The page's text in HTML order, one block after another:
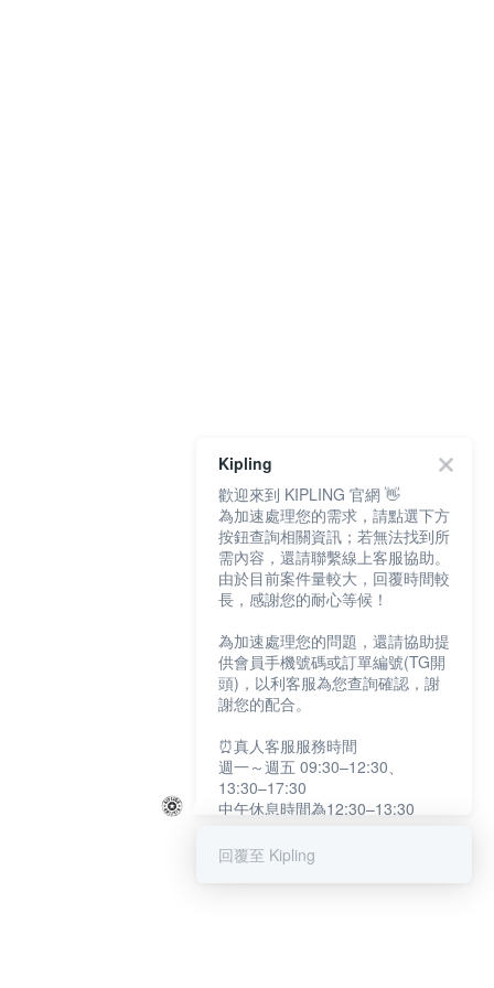
Kipling
歡迎來到 KIPLING 官網 👋
為加速處理您的需求，請點選下方
按鈕查詢相關資訊；若無法找到所
需內容，還請聯繫線上客服協助。
由於目前案件量較大，回覆時間較
長，感謝您的耐心等候！
為加速處理您的問題，還請協助提
供會員手機號碼或訂單編號(TG開
頭)，以利客服為您查詢確認，謝
謝您的配合。
⏰真人客服服務時間
週一～週五 09:30–12:30、
13:30–17:30
中午休息時間為12:30–13:30
提醒您：系統會自動已讀訊息，如
回覆至 Kipling